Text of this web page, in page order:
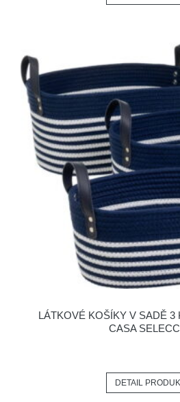
LÁTKOVÉ KOŠÍKY V SADĚ 3
CASA
DETAIL